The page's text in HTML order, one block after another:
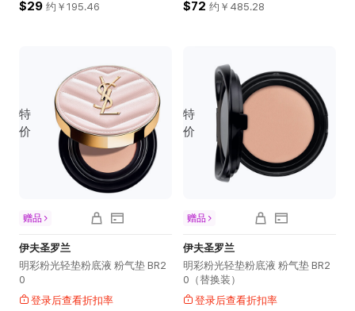
$29 约￥ 195.46 $72 约￥ 485.28
特
价
伊夫圣罗兰
明彩粉光轻垫粉底液 粉气垫 BR2
0
登录后查看折扣率
赠品
特
价
伊夫圣罗兰
明彩粉光轻垫粉底液 粉气垫 BR2
0（替换装）
登录后查看折扣率
赠品